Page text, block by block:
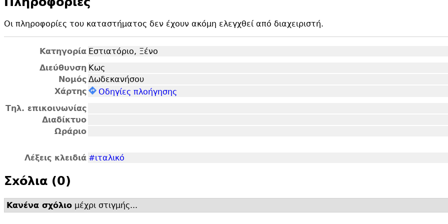
Οι πληροφορίες του καταστήματος δεν έχουν ακόμη ελεγχθεί από διαχειριστή.
Κατηγορία Εστιατόριο, Ξένο
Διεύθυνση Κως
Νομός Δωδεκανήσου
Χάρτης
Οδηγίες πλοήγησης
Τηλ. επικοινωνίας
Διαδίκτυο
Ωράριο
Λέξεις κλειδιά #ιταλικό
Σxόλια (0)
Κανένα σχόλιο μέχρι στιγμής...